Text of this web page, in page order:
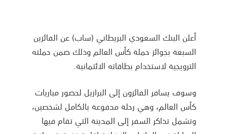
أعلن البنك السعودي البريطاني (ساب) عن الفائزين
السبعة بجوائز حملة كأس العالم وذلك ضمن حملته
الترويجية لاستخدام بطاقاته الائتمانية.
وسوف يسافر الفائزون إلى البرازيل لحضور مباريات
كأس العالم، وهي رحلة مدفوعة بالكامل لشخصين،
وتشمل تذاكر السفر إلى المدينة التي تقام فيها